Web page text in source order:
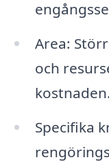
Area:
och
kostnaden.
Specifika